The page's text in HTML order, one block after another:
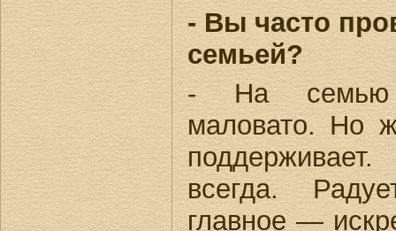
- Вы часто
семьей?
- На семью
маловато. Но
всегда.
главное —